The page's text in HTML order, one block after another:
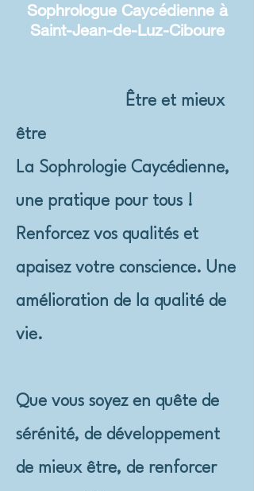
Sophrologue Caycédienne à
Saint-Jean-de-Luz-Ciboure
Être et mieux
être
La Sophrologie Caycédienne,
une pratique pour tous !
Renforcez vos qualités et
apaisez votre conscience. Une
amélioration de la qualité de
vie.
Que vous soyez en quête de
sérénité, de développement
de mieux être, de renforcer